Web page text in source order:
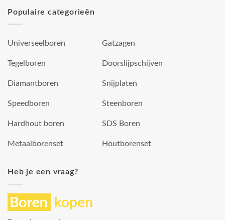
Populaire categorieën
Universeelboren
Tegelboren
Diamantboren
Speedboren
Hardhout boren
Metaalborenset
Gatzagen
Doorslijpschijven
Snijplaten
Steenboren
SDS Boren
Houtborenset
Heb je een vraag?